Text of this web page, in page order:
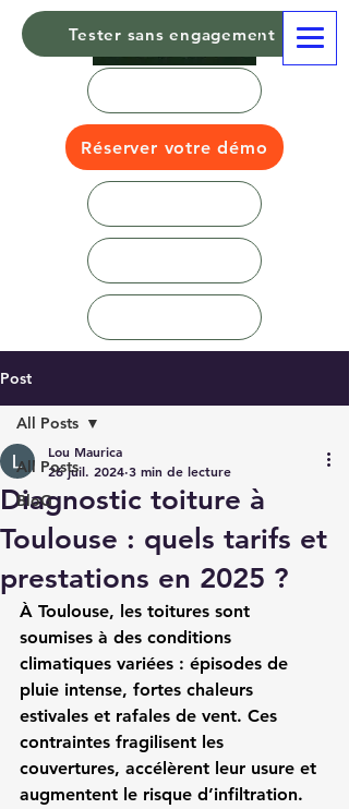
Tester sans engagement
Réserver votre démo
Post
All Posts
BloG
All Posts
Diagnostic toiture à
Toulouse : quels tarifs et
prestations en 2025 ?
Lou Maurica
26 juil. 2024 3 min de lecture
À Toulouse, les toitures sont
soumises à des conditions
climatiques variées : épisodes de
pluie intense, fortes chaleurs
estivales et rafales de vent. Ces
contraintes fragilisent les
couvertures, accélèrent leur usure et
augmentent le risque d’infiltration.